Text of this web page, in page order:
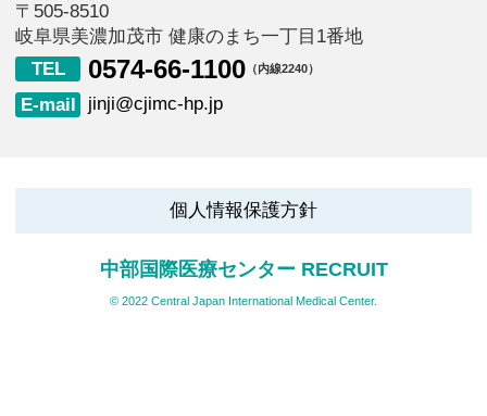
〒505-8510
岐阜県美濃加茂市 健康のまち一丁目1番地
0574-66-1100 （内線2240）
jinji@cjimc-hp.jp
個人情報保護方針
中部国際医療センター RECRUIT
© 2022 Central Japan International Medical Center.